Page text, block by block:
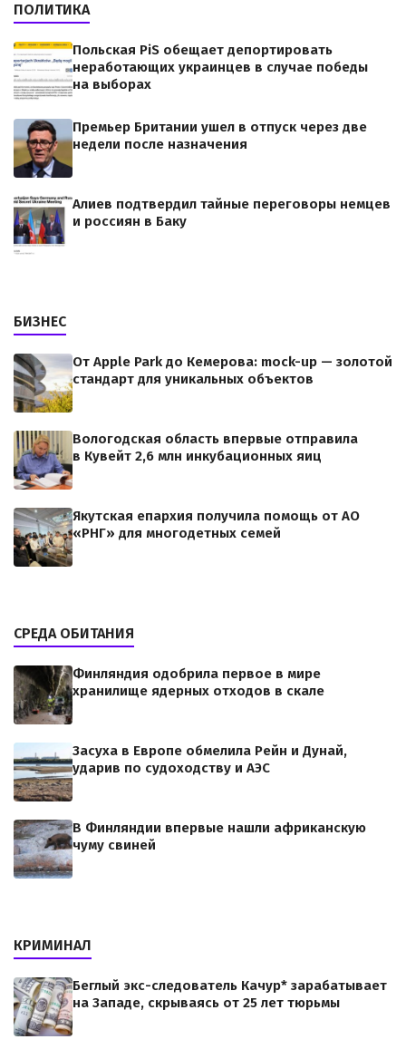
ПОЛИТИКА
Польская PiS обещает депортировать
неработающих украинцев в случае победы
на выборах
Премьер Британии ушел в отпуск через две
недели после назначения
Алиев подтвердил тайные переговоры немцев
и россиян в Баку
БИЗНЕС
От Apple Park до Кемерова: mock-up — золотой
стандарт для уникальных объектов
Вологодская область впервые отправила
в Кувейт 2,6 млн инкубационных яиц
Якутская епархия получила помощь от АО
«РНГ» для многодетных семей
СРЕДА ОБИТАНИЯ
Финляндия одобрила первое в мире
хранилище ядерных отходов в скале
Засуха в Европе обмелила Рейн и Дунай,
ударив по судоходству и АЭС
В Финляндии впервые нашли африканскую
чуму свиней
КРИМИНАЛ
Беглый экс-следователь Качур* зарабатывает
на Западе, скрываясь от 25 лет тюрьмы